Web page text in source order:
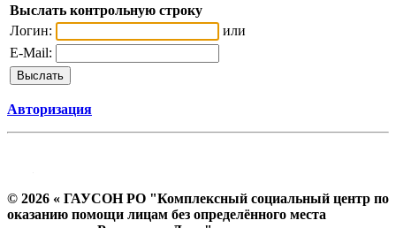
Выслать контрольную строку
Логин:
или
E-Mail:
Авторизация
© 2026 « ГАУСОН РО "Комплексный социальный центр по
оказанию помощи лицам без определённого места